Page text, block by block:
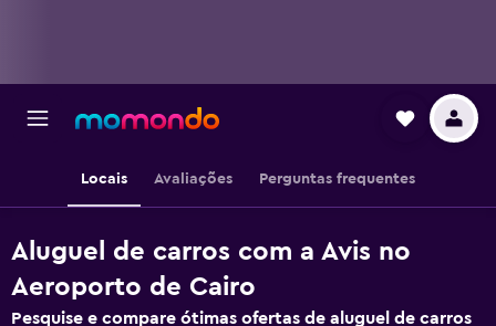
Locais Avaliações Perguntas frequentes
Aluguel de carros com a Avis no
Aeroporto de Cairo
Pesquise e compare ótimas ofertas de aluguel de carros